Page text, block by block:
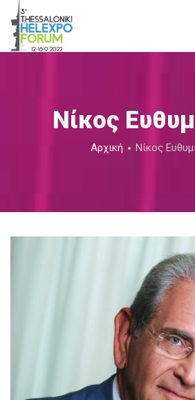
Παράκαμψη
προς
Νίκος
Breadcrumb
Αρχική Νίκος